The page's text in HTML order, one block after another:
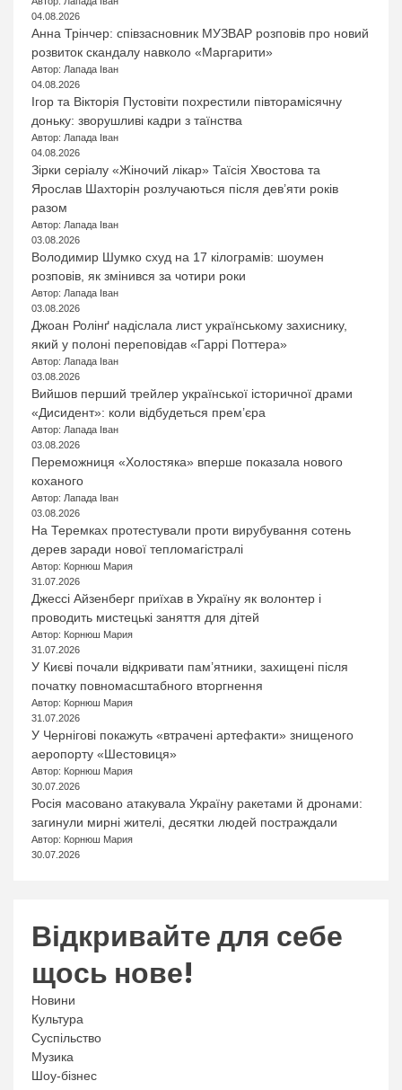
04.08.2026
Анна Трінчер: співзасновник МУЗВАР розповів про новий
розвиток скандалу навколо «Маргарити»
Автор: Лапада Іван
04.08.2026
Ігор та Вікторія Пустовіти похрестили півторамісячну
доньку: зворушливі кадри з таїнства
Автор: Лапада Іван
04.08.2026
Зірки серіалу «Жіночий лікар» Таїсія Хвостова та
Ярослав Шахторін розлучаються після дев’яти років
разом
Автор: Лапада Іван
03.08.2026
Володимир Шумко схуд на 17 кілограмів: шоумен
розповів, як змінився за чотири роки
Автор: Лапада Іван
03.08.2026
Джоан Ролінґ надіслала лист українському захиснику,
який у полоні переповідав «Гаррі Поттера»
Автор: Лапада Іван
03.08.2026
Вийшов перший трейлер української історичної драми
«Дисидент»: коли відбудеться прем’єра
Автор: Лапада Іван
03.08.2026
Переможниця «Холостяка» вперше показала нового
коханого
Автор: Лапада Іван
03.08.2026
На Теремках протестували проти вирубування сотень
дерев заради нової тепломагістралі
Автор: Корнюш Мария
31.07.2026
Джессі Айзенберг приїхав в Україну як волонтер і
проводить мистецькі заняття для дітей
Автор: Корнюш Мария
31.07.2026
У Києві почали відкривати пам’ятники, захищені після
початку повномасштабного вторгнення
Автор: Корнюш Мария
31.07.2026
У Чернігові покажуть «втрачені артефакти» знищеного
аеропорту «Шестовиця»
Автор: Корнюш Мария
30.07.2026
Росія масовано атакувала Україну ракетами й дронами:
загинули мирні жителі, десятки людей постраждали
Автор: Корнюш Мария
30.07.2026
Відкривайте для себе
щось нове!
Новини
Культура
Суспільство
Музика
Шоу-бізнес